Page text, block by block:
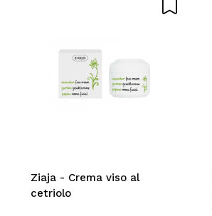
Ziaja - Crema viso al
cetriolo